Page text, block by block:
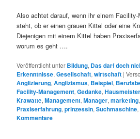
Also achtet darauf, wenn ihr einem Facility-
steht, ob er einen grauen Kittel oder eine
Diejenigen mit einem Kittel haben
worum es geht ….
Veröffentlicht unter Bildung, Das darf doch
Erkenntnisse,Gesellschaft,wirtschaft |
Anglizierung,Anglizismus, Beispiel,
Facility-Management,Gedanke,Hausmeister
Krawatte,Management,Manager,marketing
Praxiserfahrung,prinzessin,Suchmaschine,
Kommentare